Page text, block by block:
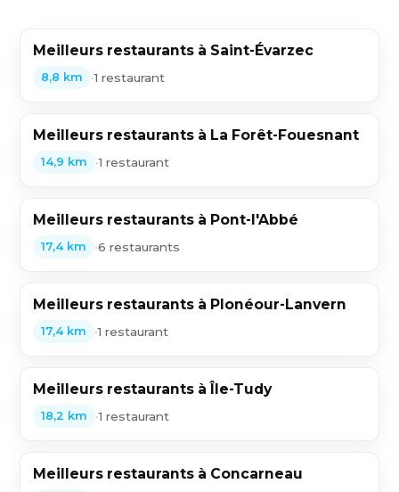
Meilleurs restaurants à Saint-Évarzec
8,8 km •1 restaurant
Meilleurs restaurants à La Forêt-Fouesnant
14,9 km •1 restaurant
Meilleurs restaurants à Pont-l'Abbé
17,4 km •6 restaurants
Meilleurs restaurants à Plonéour-Lanvern
17,4 km •1 restaurant
Meilleurs restaurants à Île-Tudy
18,2 km •1 restaurant
Meilleurs restaurants à Concarneau